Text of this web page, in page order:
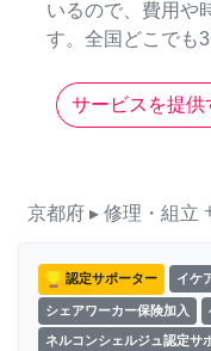
いるので、費用や
す。全国どこでも
サービスを提供
京都府 ▸ 修理・組立
認定サポーター イケ
シェアワーカー保険加入
ネルコンシェルジュ認定サ